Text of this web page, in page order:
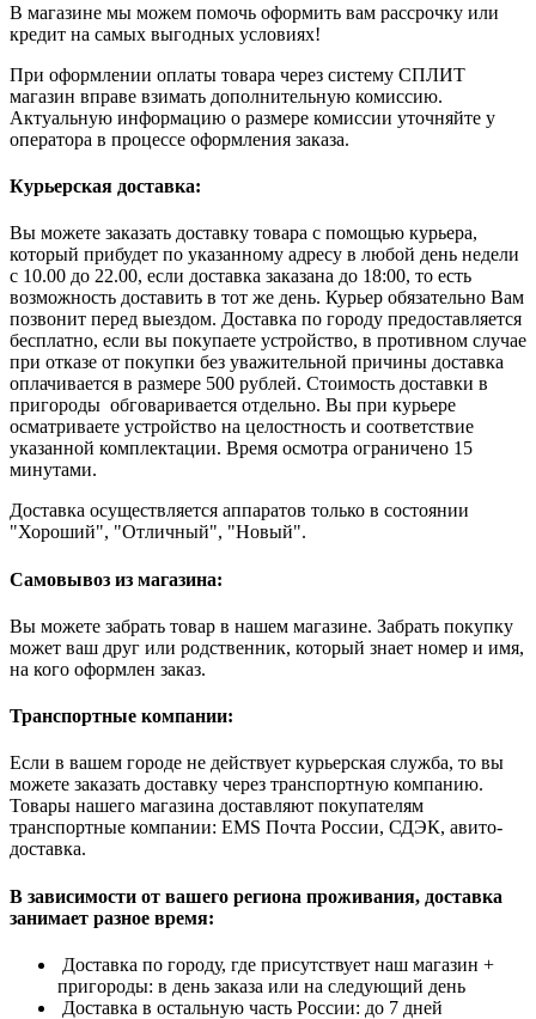
В магазине мы можем помочь оформить вам рассрочку или
кредит на самых выгодных условиях!
При оформлении оплаты товара через систему СПЛИТ
магазин вправе взимать дополнительную комиссию.
Актуальную информацию о размере комиссии уточняйте у
оператора в процессе оформления заказа.
Курьерская доставка:
Вы можете заказать доставку товара с помощью курьера,
который прибудет по указанному адресу в любой день недели
с 10.00 до 22.00, если доставка заказана до 18:00, то есть
возможность доставить в тот же день. Курьер обязательно Вам
позвонит перед выездом. Доставка по городу предоставляется
бесплатно, если вы покупаете устройство, в противном случае
при отказе от покупки без уважительной причины доставка
оплачивается в размере 500 рублей. Стоимость доставки в
пригороды обговаривается отдельно. Вы при курьере
осматриваете устройство на целостность и соответствие
указанной комплектации. Время осмотра ограничено 15
минутами.
Доставка осуществляется аппаратов только в состоянии
"Хороший", "Отличный", "Новый".
Самовывоз из магазина:
Вы можете забрать товар в нашем магазине. Забрать покупку
может ваш друг или родственник, который знает номер и имя,
на кого оформлен заказ.
Транспортные компании:
Если в вашем городе не действует курьерская служба, то вы
можете заказать доставку через транспортную компанию.
Товары нашего магазина доставляют покупателям
транспортные компании: EMS Почта России, СДЭК, авито-
доставка.
В зависимости от вашего региона проживания, доставка
занимает разное время:
Доставка по городу, где присутствует наш магазин +
пригороды: в день заказа или на следующий день
Доставка в остальную часть России: до 7 дней